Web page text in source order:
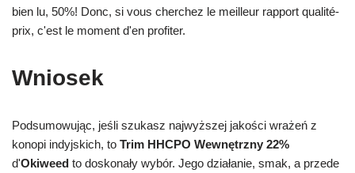
bien lu, 50%! Donc, si vous cherchez le meilleur rapport qualité-
prix, c'est le moment d'en profiter.
Wniosek
Podsumowując, jeśli szukasz najwyższej jakości wrażeń z
konopi indyjskich, to Trim HHCPO Wewnętrzny 22%
d'Okiweed to doskonały wybór. Jego działanie, smak, a przede